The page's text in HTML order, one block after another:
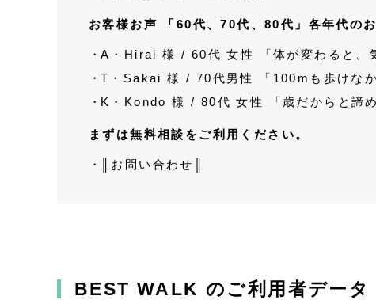
お客様お声 「60代、70代、80代」各年代の
A・Hirai 様 / 60代 女性 「体が変わると、
T・Sakai 様 / 70代男性 「100mも歩けな
K・Kondo 様 / 80代 女性 「歳だからと諦
まずは無料相談をご利用ください。
║お問い合わせ║
BEST WALK のご利用者データ